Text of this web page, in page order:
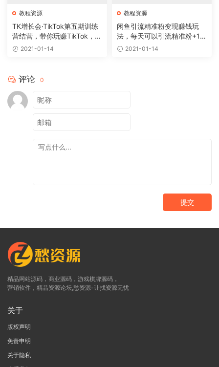
教程资源
TK增长会·TikTok第五期训练
营结营，带你玩赚TikTok，4
0天变现22万美金
2021-01-14
教程资源
闲鱼引流精准粉变现赚钱玩
法，每天可以引流精准粉+10
0【视频课程】
2021-01-14
评论 0
提交
精品网站源码，商业源码，游戏棋牌源码，
营销软件，精品资源论坛,愁资源-让找资源无忧
关于
版权声明
免责申明
关于隐私